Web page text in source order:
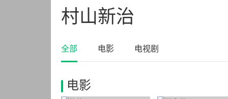
村山新治
全部 电影 电视剧
电影